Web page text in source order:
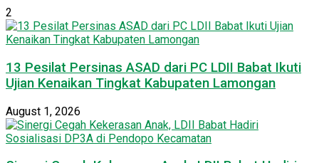
2
13 Pesilat Persinas ASAD dari PC LDII Babat Ikuti
Ujian Kenaikan Tingkat Kabupaten Lamongan
August 1, 2026